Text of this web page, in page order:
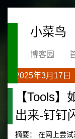
小菜鸟
博客园
2025年3月17日
【Tools
出来-钉钉
摘要： 在网上尝